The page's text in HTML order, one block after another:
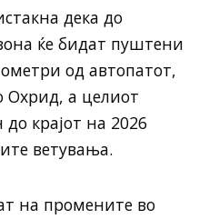
дека до
ќе бидат пуштени
од автопатот,
Охрид, а целиот
крајот на 2026
ветувања.
на промените во